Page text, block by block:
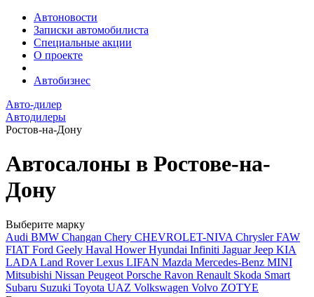
Автоновости
Записки автомобилиста
Специальные акции
О проекте
Автобизнес
Авто-дилер
Автодилеры
Ростов-на-Дону
Автосалоны в Ростове-на-
Дону
Выберите марку
Audi BMW Changan Chery CHEVROLET-NIVA ChryslerFAW
FIAT Ford Geely Haval HowerHyundai Infiniti JaguarJeep KIA
LADA Land RoverLexus LIFAN Mazda Mercedes-Benz MINI
Mitsubishi Nissan Peugeot Porsche Ravon Renault Skoda Smart
Subaru Suzuki Toyota UAZ Volkswagen Volvo ZOTYE